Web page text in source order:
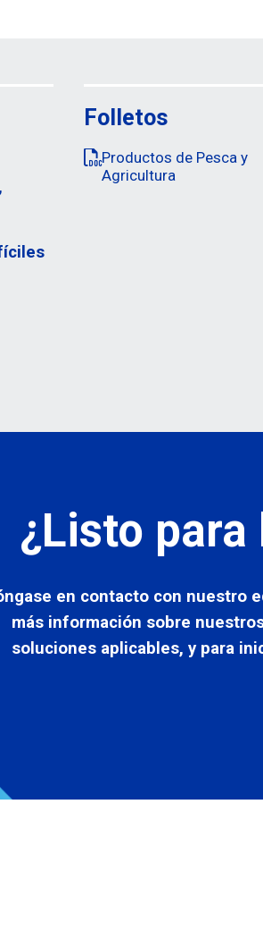
Folletos
Productos de Pesca y
Agricultura
¿Listo para
en contacto con nuestro
más información sobre
soluciones aplicables, y para